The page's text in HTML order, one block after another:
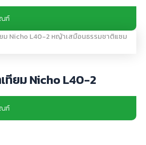
ฑ์
ทียม Nicho L40-2
ฑ์